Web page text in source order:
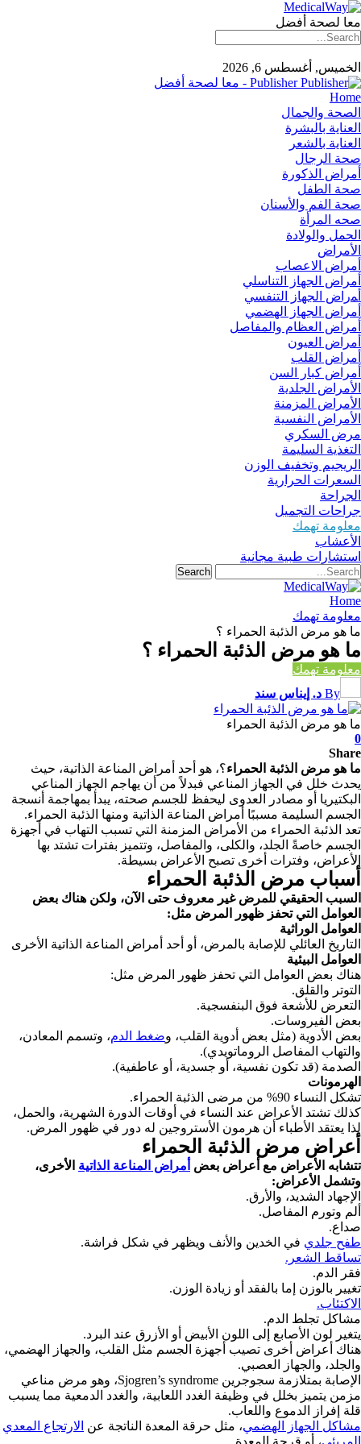
معا لصحة أفضل
الخميس, أغسطس 6, 2026
Publisher - معا لصحة أفضل
Home
الصحة والجمال
العناية بالبشرة
العناية بالشعر
صحة الرجال
أمراض الذكورة
صحة الطفل
صحة الفم والأسنان
صحه المرأة
الحمل والولادة
الأمراض
أمراض الاعصاب
أمراض الجهاز التناسلي
أﻤراض اﻟﺠﻬﺎز اﻟﺘﻨﻔﺴﻲ
أمراض الجهاز الهضمي
أمراض العظام والمفاصل
أمراض العيون
أمراض القلب
أمراض كبار السن
الأمراض الجلدية
الأمراض المزمنة
الأمراض النفسية
مرض السكري
التغذية السليمة
الريجيم وتخفيف الوزن
السعرات الحرارية
الجراحة
جراحات التجميل
معلومة تهمك
الأعشاب
استشارات طبية مجانية
Home
معلومة تهمك
ما هو مرض الذئبة الحمراء ؟
ما هو مرض الذئبة الحمراء ؟
معلومة تهمك
By د. إيناس سند
ما هو مرض الذئبة الحمراء
0
Share
ما هو مرض الذئبة الحمراء؟، هو أحد أمراض المناعة الذاتية، حيث
يحدث خلل في الجهاز المناعي فبدلاً من أن يهاجم الجهاز المناعي
البكتيريا أو مصادر العدوى ليحفظ للجسم صحته، يبدأ بمهاجمة أنسجة
الجسم السليمة مسببًا أمراض المناعة الذاتية ومنها الذئبة الحمراء.
تعد الذئبة الحمراء من الأمراض المزمنة التي تسبب التهاب في أجهزة
الجسم خاصةً الجلد، والكلى، والمفاصل، وتتميز بفترات تشتد بها
الأعراض، وفترات أخرى تصبح الأعراض بسيطة.
أسباب مرض الذئبة الحمراء
السبب الحقيقي للمرض غير معروف حتى الآن، ولكن هناك بعض
العوامل التي تحفز ظهور المرض مثل:
العوامل الوراثية
التاريخ العائلي للإصابة بالمرض، أو أحد أمراض المناعة الذاتية الأخرى
العوامل البيئية
هناك بعض العوامل التي تحفز ظهور المرض مثل:
التوتر والقلق.
التعرض للأشعة فوق البنفسجية.
بعض الفيروسات.
بعض الأدوية (مثل بعض أدوية القلب، وضغط الدم، وتسمم المعادن،
والتهاب المفاصل الروماتويدي).
الصدمة (قد تكون نفسية، أو جسدية، أو عاطفية).
الهرمونات
تشكل النساء 90% من مرضى الذئبة الحمراء.
كذلك تشتد الأعراض عند النساء في أوقات الدورة الشهرية، والحمل،
لذا يعتقد الأطباء أن هرمون الأستروجين له دور في ظهور المرض.
أعراض مرض الذئبة الحمراء
تتشابه الأعراض مع أعراض بعض أمراض المناعة الذاتية الأخرى،
وتشمل الأعراض:
الإجهاد الشديد، والأرق.
ألم وتورم المفاصل.
صداع.
طفح جلدي في الخدين والأنف ويظهر في شكل فراشة.
تساقط الشعر.
فقر الدم.
تغيير بالوزن إما بالفقد أو زيادة الوزن.
الاكتئاب.
مشاكل تجلط الدم.
يتغير لون الأصابع إلى اللون الأبيض أو الأزرق عند البرد.
هناك أعراض أخرى تصيب أجهزة الجسم مثل القلب، والجهاز الهضمي،
والجلد، والجهاز العصبي.
الإصابة بمتلازمة سجوجرين Sjogren’s syndrome، وهو مرض مناعي
مزمن يتميز بخلل في وظيفة الغدد اللعابية، والغدد الدمعية مما يسبب
قلة إفراز الدموع واللعاب.
مشاكل الجهاز الهضمي، مثل حرقة المعدة الناتجة عن الارتجاع المعدي
المريئي، أو قرحة المعدة.